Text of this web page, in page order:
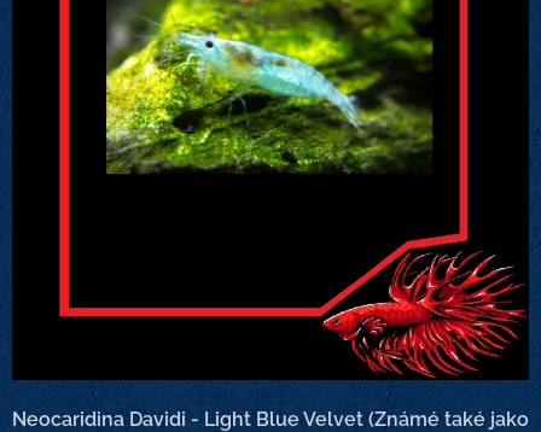
Neocaridina Davidi - Light Blue Velvet (Známé také jako